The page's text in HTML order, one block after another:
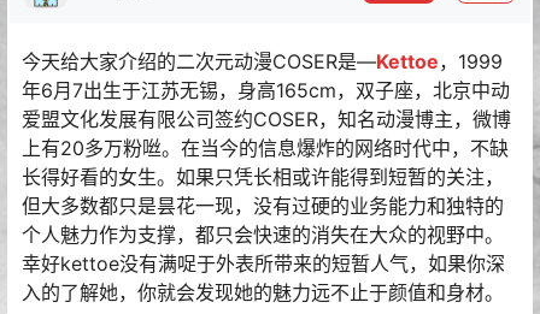
今天给大家介绍的二次元动漫COSER是—Kettoe，1999
年6月7出生于江苏无锡，身高165cm，双子座，北京中动
爱盟文化发展有限公司签约COSER，知名动漫博主，微博
上有20多万粉咝。在当今的信息爆炸的网络时代中，不缺
长得好看的女生。如果只凭长相或许能得到短暂的关注，
但大多数都只是昙花一现，没有过硬的业务能力和独特的
个人魅力作为支撑，都只会快速的消失在大众的视野中。
幸好kettoe没有满哫于外表所带来的短暂人气，如果你深
入的了解她，你就会发现她的魅力远不止于颜值和身材。